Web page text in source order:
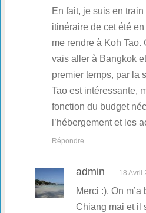
En fait, je suis en
itinéraire de cet été
me rendre à Koh Tao.
vais aller à Bangkok
premier temps, par la
Tao est intéressante,
fonction du budget
l’hébergement et les
Répondre
admin 18 Avril
Merci :). On
Chiang mai et il